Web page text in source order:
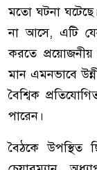
মতো ঘটনা
না আসে, এটি
করতে প্রয়োজনীয়
মান এমনভাবে
বৈশ্বিক
পারেন।
বৈঠকে উপস্থিত